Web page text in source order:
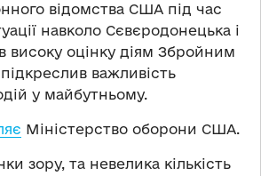
відомства США під час
навколо Сєвєродонецька і
високу оцінку діям Збройним
важливість
у майбутньому.
Міністерство оборони США.
зору, та невелика кількість